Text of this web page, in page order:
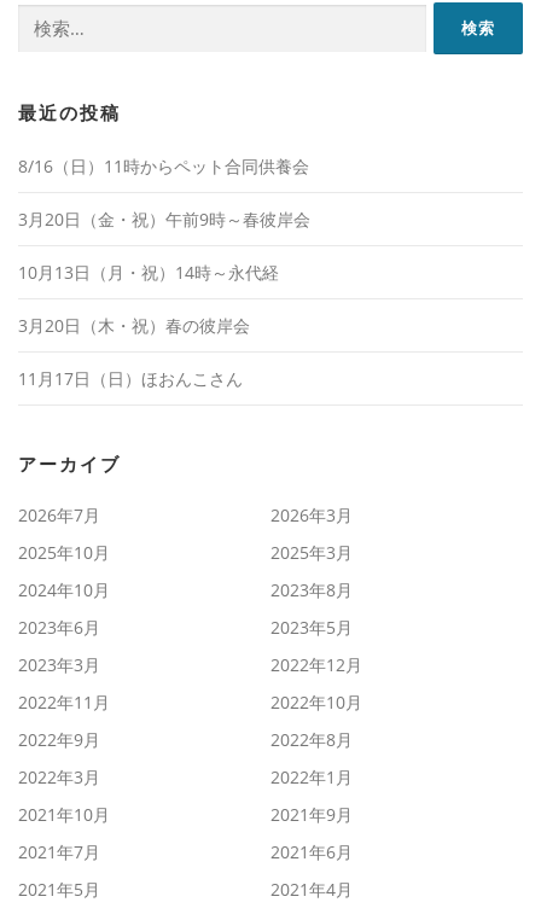
索:
最近の投稿
8/16（日）11時からペット合同供養会
3月20日（金・祝）午前9時～春彼岸会
10月13日（月・祝）14時～永代経
3月20日（木・祝）春の彼岸会
11月17日（日）ほおんこさん
アーカイブ
2026年7月
2026年3月
2025年10月
2025年3月
2024年10月
2023年8月
2023年6月
2023年5月
2023年3月
2022年12月
2022年11月
2022年10月
2022年9月
2022年8月
2022年3月
2022年1月
2021年10月
2021年9月
2021年7月
2021年6月
2021年5月
2021年4月